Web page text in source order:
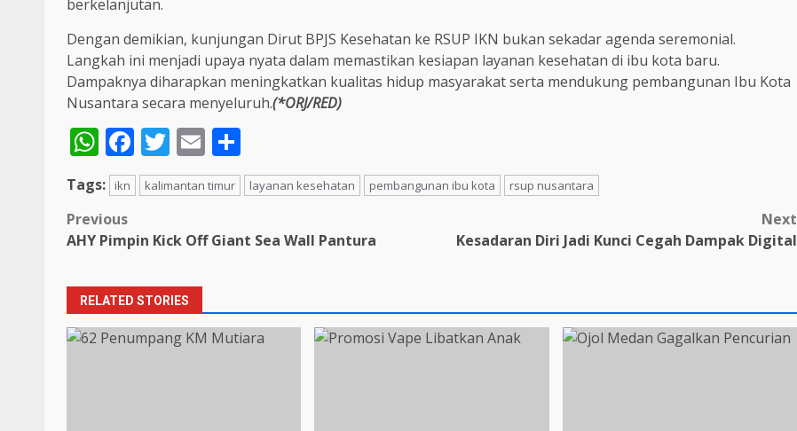
berkelanjutan.
Dengan demikian, kunjungan Dirut BPJS Kesehatan ke RSUP IKN bukan sekadar agenda seremonial.
Langkah ini menjadi upaya nyata dalam memastikan kesiapan layanan kesehatan di ibu kota baru.
Dampaknya diharapkan meningkatkan kualitas hidup masyarakat serta mendukung pembangunan Ibu Kota
Nusantara secara menyeluruh.(*ORJ/RED)
WhatsApp
Facebook
Twitter
Email
Tags: ikn kalimantan timur layanan kesehatan pembangunan ibu kota rsup nusantara
Post
navigation
Previous
AHY Pimpin Kick Off Giant Sea Wall Pantura
Next
Kesadaran Diri Jadi Kunci Cegah Dampak Digital
RELATED STORIES